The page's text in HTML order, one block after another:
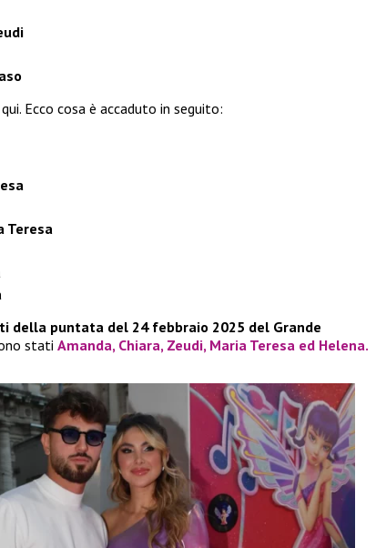
Ecco cosa è accaduto in seguito:
Teresa
della puntata del 24 febbraio 2025 del Grande
stati Amanda, Chiara, Zeudi, Maria Teresa ed Helena.